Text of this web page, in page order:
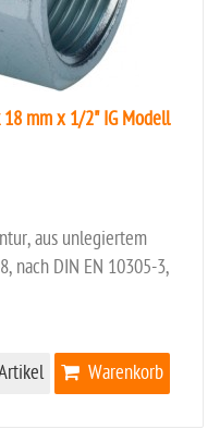
18 mm x 1/2" IG Modell
aus unlegiertem
nach DIN EN 10305-3,
Warenkorb